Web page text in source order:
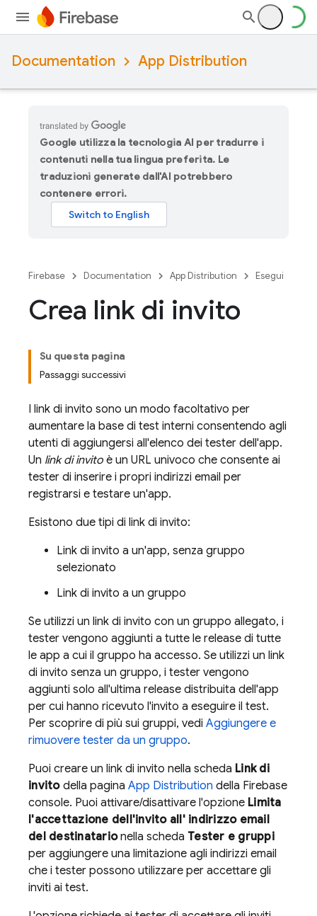
Documentation App Distribution
Google utilizza la tecnologia AI per tradurre i
contenuti nella tua lingua preferita. Le
traduzioni generate dall'AI potrebbero
contenere errori.
Firebase Documentation App Distribution Esegui
Crea link di invito
Su questa pagina
Passaggi successivi
I link di invito sono un modo facoltativo per
aumentare la base di test interni consentendo agli
utenti di aggiungersi all'elenco dei tester dell'app.
Un link di invito è un URL univoco che consente ai
tester di inserire i propri indirizzi email per
registrarsi e testare un'app.
Esistono due tipi di link di invito:
Link di invito a un'app, senza gruppo
selezionato
Link di invito a un gruppo
Se utilizzi un link di invito con un gruppo allegato, i
tester vengono aggiunti a tutte le release di tutte
le app a cui il gruppo ha accesso. Se utilizzi un link
di invito senza un gruppo, i tester vengono
aggiunti solo all'ultima release distribuita dell'app
per cui hanno ricevuto l'invito a eseguire il test.
Per scoprire di più sui gruppi, vedi Aggiungere e
rimuovere tester da un gruppo.
Puoi creare un link di invito nella scheda Link di
invitodella pagina App Distribution della Firebase
console. Puoi attivare/disattivare l'opzione Limita
l'accettazione dell'invito all' indirizzo email
del destinatarionella scheda Tester e gruppi
per aggiungere una limitazione agli indirizzi email
che i tester possono utilizzare per accettare gli
inviti ai test.